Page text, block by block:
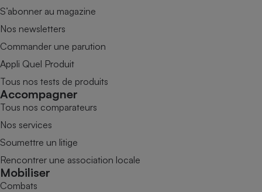
S’abonner au magazine
Nos newsletters
Commander une parution
Appli Quel Produit
Tous nos tests de produits
Accompagner
Tous nos comparateurs
Nos services
Soumettre un litige
Rencontrer une association locale
Mobiliser
Combats